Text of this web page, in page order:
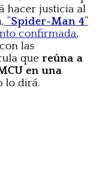
hacer justicia al
“Spider-Man 4”
confirmada,
las
que reúna a
en una
lo dirá.